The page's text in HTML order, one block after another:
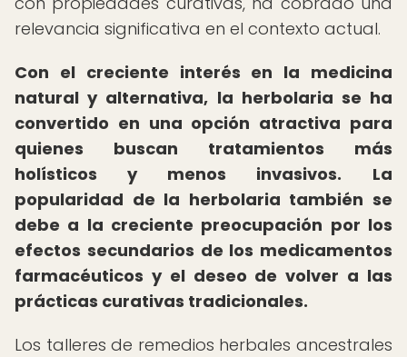
relevancia significativa en el contexto actual.
Con el creciente interés en la medicina
natural y alternativa, la herbolaria se ha
convertido en una opción atractiva para
quienes buscan tratamientos más
holísticos y menos invasivos.
La
popularidad de la herbolaria también se
debe a la creciente preocupación por los
efectos secundarios de los medicamentos
farmacéuticos y el deseo de volver a las
prácticas curativas tradicionales.
Los talleres de remedios herbales ancestrales